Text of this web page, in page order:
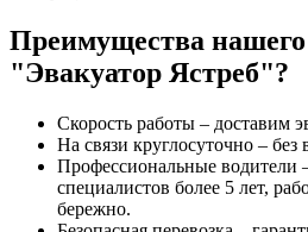
Преимущества нашего
"Эвакуатор Ястреб"?
Скорость работы – доставим
На связи круглосуточно –
Профессиональные водители
специалистов более 5 лет,
бережно.